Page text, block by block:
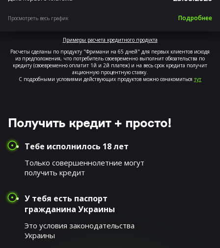
Просмотреть весь график Подробнее
Примеры расчета кредитного продукта
Расчеты сделаны по продукту "Фримани на 65 дней" для первых клиентов исходя
из предположения, что потребитель своевременно выполнит обязательства по
кредиту (своевременно оплатит 1й и 2й платеж) и на весь срок кредита получит
акционную процентную ставку.
С подробными условиями действующих продуктов можно ознакомиться тут
Получить кредит + просто!
Тебе исполнилось 18 лет
Только совершеннолетние могут
получить кредит
У тебя есть паспорт
гражданина Украины
Это условия законодательства
Украины